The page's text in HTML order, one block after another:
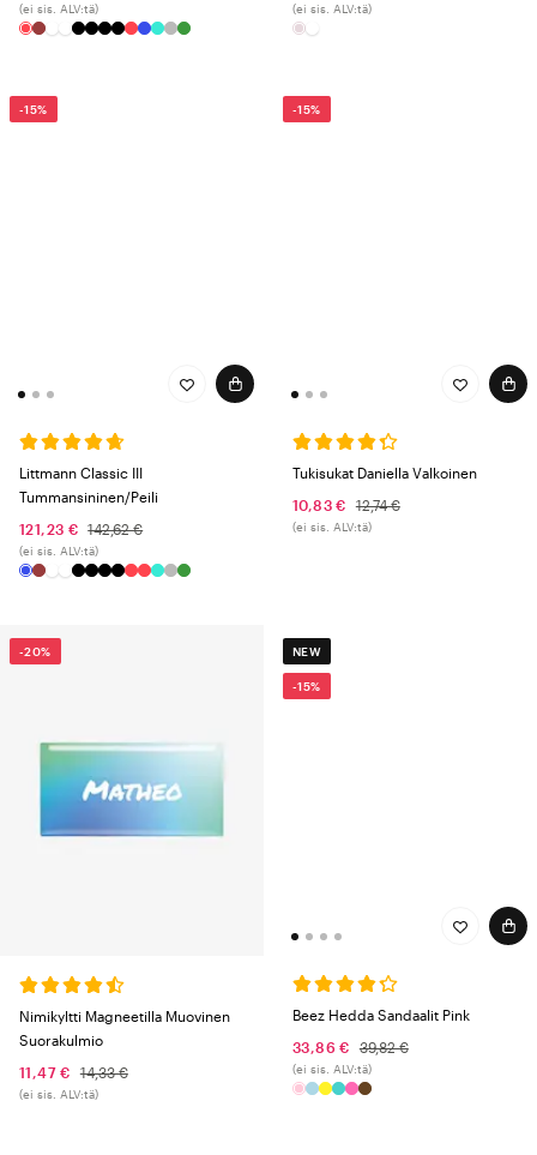
(ei sis. ALV:tä) (ei sis. ALV:tä)
-15%
Littmann Classic III
Tummansininen/Peili
121,23 € 142,62 €
(ei sis. ALV:tä)
-15%
Tukisukat Daniella Valkoinen
10,83 €
12,74 €
(ei sis. ALV:tä)
-20%
Nimikyltti Magneetilla Muovinen
Suorakulmio
11,47 €
14,33 €
(ei sis. ALV:tä)
NEW
-15%
Beez Hedda Sandaalit Pink
33,86 €
39,82 €
(ei sis. ALV:tä)